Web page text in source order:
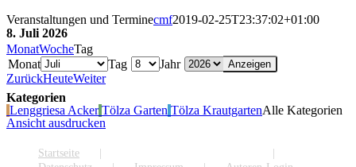
Veranstaltungen und Terminecmf2019-02-25T23:37:02+01:00
8. Juli 2026
MonatWocheTag
Monat
Tag
Jahr
ZurückHeuteWeiter
Kategorien
Lenggriesa Acker Tölza Garten Tölza KrautgartenAlle Kategorien
Ansicht ausdrucken
Startseite